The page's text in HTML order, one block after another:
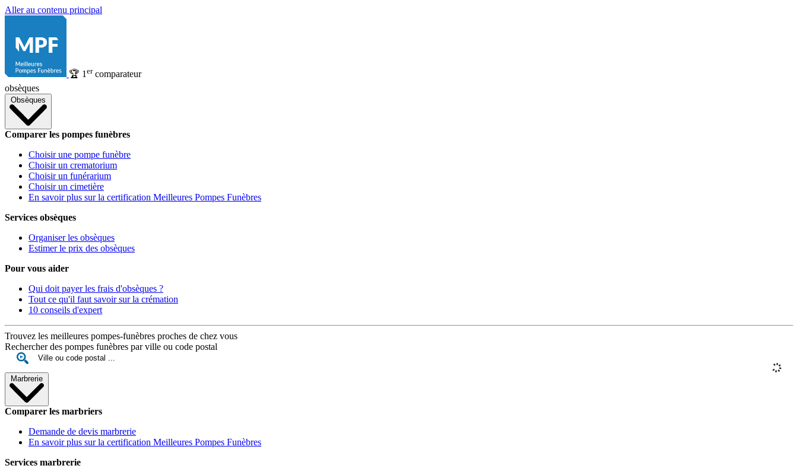
Aller au contenu principal
🏆 1 ercomparateur
obsèques
Obsèques
Comparer les pompes funèbres
Choisir une pompe funèbre
Choisir un crematorium
Choisir un funérarium
Choisir un cimetière
En savoir plus sur la certification Meilleures Pompes Funèbres
Services obsèques
Organiser les obsèques
Estimer le prix des obsèques
Pour vous aider
Qui doit payer les frais d'obsèques ?
Tout ce qu'il faut savoir sur la crémation
10 conseils d'expert
Trouvez les meilleures pompes-funèbres proches de chez vous
Rechercher des pompes funèbres par ville ou code postal
Marbrerie
Comparer les marbriers
Demande de devis marbrerie
En savoir plus sur la certification Meilleures Pompes Funèbres
Services marbrerie